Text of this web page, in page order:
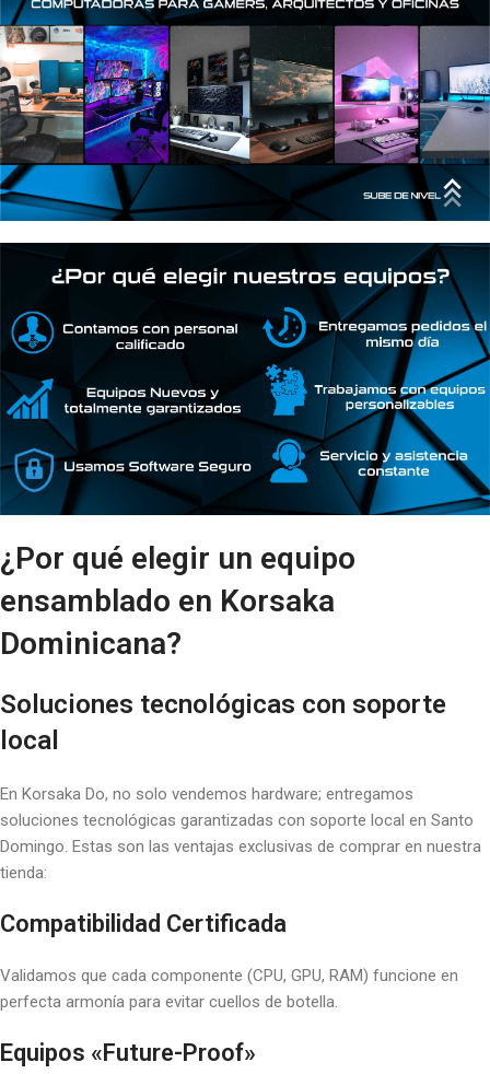
¿Por qué elegir un equipo
ensamblado en Korsaka
Dominicana?
Soluciones tecnológicas con soporte
local
En Korsaka Do, no solo vendemos hardware; entregamos
soluciones tecnológicas garantizadas con soporte local en Santo
Domingo. Estas son las ventajas exclusivas de comprar en nuestra
tienda:
Compatibilidad Certificada
Validamos que cada componente (CPU, GPU, RAM) funcione en
perfecta armonía para evitar cuellos de botella.
Equipos «Future-Proof»